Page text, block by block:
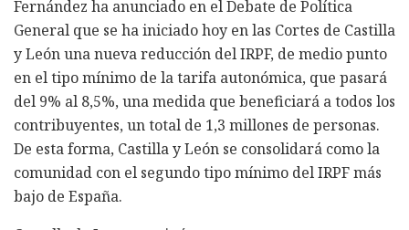
Fernández ha anunciado en el Debate de Política
General que se ha iniciado hoy en las Cortes de Castilla
y León una nueva reducción del IRPF, de medio punto
en el tipo mínimo de la tarifa autonómica, que pasará
del 9% al 8,5%, una medida que beneficiará a todos los
contribuyentes, un total de 1,3 millones de personas.
De esta forma, Castilla y León se consolidará como la
comunidad con el segundo tipo mínimo del IRPF más
bajo de España.